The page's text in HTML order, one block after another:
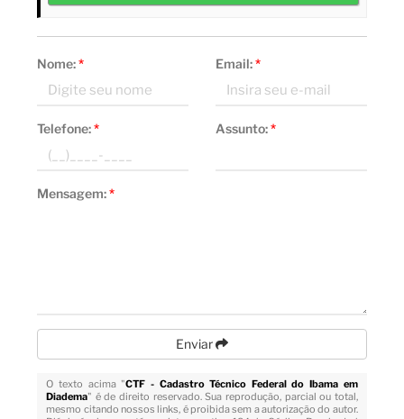
Nome:* Email:*
Telefone:* Assunto:*
Mensagem:*
Enviar
O texto acima "CTF - Cadastro Técnico Federal do Ibama em
Diadema" é de direito reservado. Sua reprodução, parcial ou total,
mesmo citando nossos links, é proibida sem a autorização do autor.